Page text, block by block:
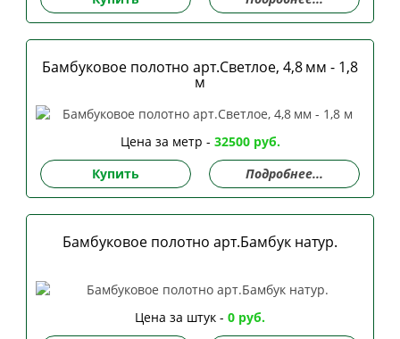
Бамбуковое полотно арт.Светлое, 4,8 мм - 1,8
м
Цена за метр - 32500 руб.
Купить
Подробнее...
Бамбуковое полотно арт.Бамбук натур.
Цена за штук - 0 руб.